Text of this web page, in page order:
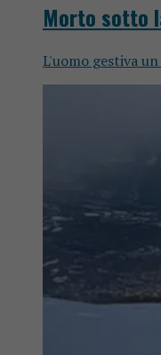
Morto sotto
L'uomo gestiva